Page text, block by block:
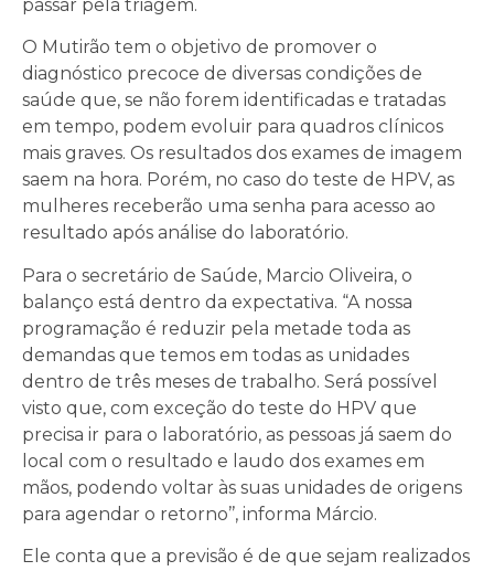
passar pela triagem.
O Mutirão tem o objetivo de promover o
diagnóstico precoce de diversas condições de
saúde que, se não forem identificadas e tratadas
em tempo, podem evoluir para quadros clínicos
mais graves. Os resultados dos exames de imagem
saem na hora. Porém, no caso do teste de HPV, as
mulheres receberão uma senha para acesso ao
resultado após análise do laboratório.
Para o secretário de Saúde, Marcio Oliveira, o
balanço está dentro da expectativa. “A nossa
programação é reduzir pela metade toda as
demandas que temos em todas as unidades
dentro de três meses de trabalho. Será possível
visto que, com exceção do teste do HPV que
precisa ir para o laboratório, as pessoas já saem do
local com o resultado e laudo dos exames em
mãos, podendo voltar às suas unidades de origens
para agendar o retorno’’, informa Márcio.
Ele conta que a previsão é de que sejam realizados